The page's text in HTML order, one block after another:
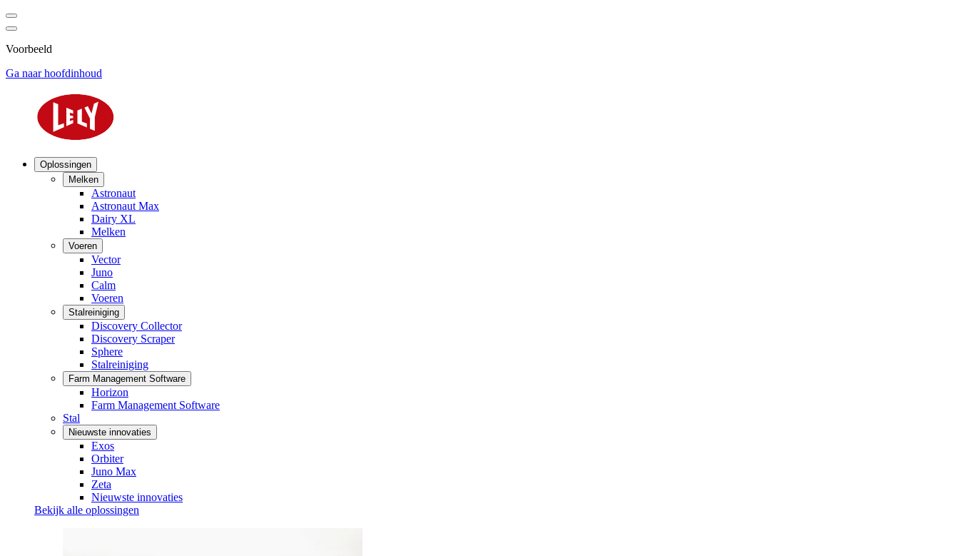
Voorbeeld
Ga naar hoofdinhoud
Oplossingen
Melken
Astronaut
Astronaut Max
Dairy XL
Melken
Voeren
Vector
Juno
Calm
Voeren
Stalreiniging
Discovery Collector
Discovery Scraper
Sphere
Stalreiniging
Farm Management Software
Horizon
Farm Management Software
Stal
Nieuwste innovaties
Exos
Orbiter
Juno Max
Zeta
Nieuwste innovaties
Bekijk alle oplossingen